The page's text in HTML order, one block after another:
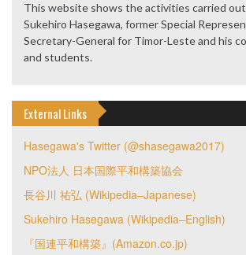
This website shows the activities carried
Sukehiro Hasegawa, former Special
Secretary-General for Timor-Leste and his
and students.
External Links
Hasegawa's Twitter (@shasegawa2017)
NPO法人 日本国際平和構築協会
長谷川 祐弘 (Wikipedia–Japanese)
Sukehiro Hasegawa (Wikipedia–English)
『国連平和構築』(Amazon.co.jp)